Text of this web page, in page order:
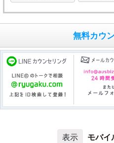
無料カウ
モバイ